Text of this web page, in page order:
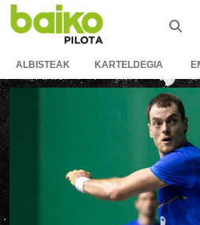
ALBISTEAK KARTELDEGIA